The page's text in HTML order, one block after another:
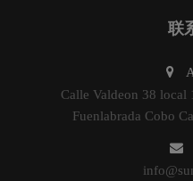
联
Calle Valdeon 38 local
Fuenlabrada Cobo